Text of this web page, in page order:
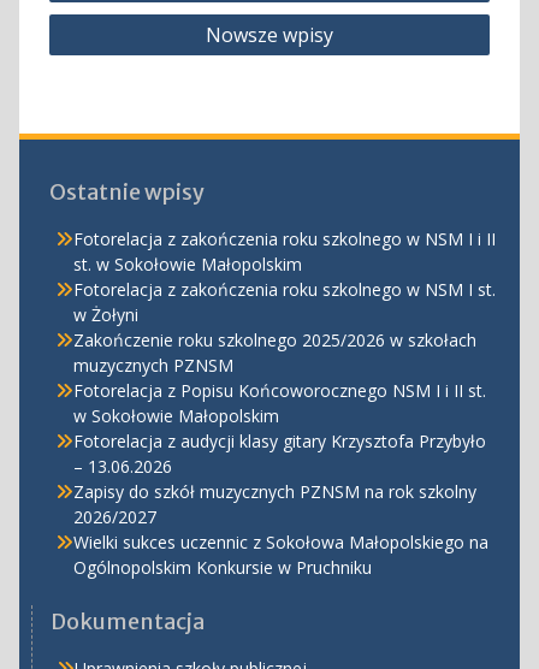
Nowsze wpisy
Ostatnie wpisy
Fotorelacja z zakończenia roku szkolnego w NSM I i II
st. w Sokołowie Małopolskim
Fotorelacja z zakończenia roku szkolnego w NSM I st.
w Żołyni
Zakończenie roku szkolnego 2025/2026 w szkołach
muzycznych PZNSM
Fotorelacja z Popisu Końcoworocznego NSM I i II st.
w Sokołowie Małopolskim
Fotorelacja z audycji klasy gitary Krzysztofa Przybyło
– 13.06.2026
Zapisy do szkół muzycznych PZNSM na rok szkolny
2026/2027
Wielki sukces uczennic z Sokołowa Małopolskiego na
Ogólnopolskim Konkursie w Pruchniku
Dokumentacja